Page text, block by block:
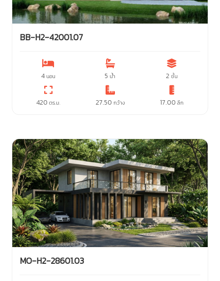
BB-H2-42001.07
4 นอน 5 น้ำ 2 ชั้น
420 ตร.ม. 27.50 กว้าง 17.00 ลึก
MO-H2-28601.03